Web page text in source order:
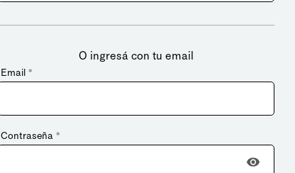
O ingresá con tu email
Email *
Contraseña *